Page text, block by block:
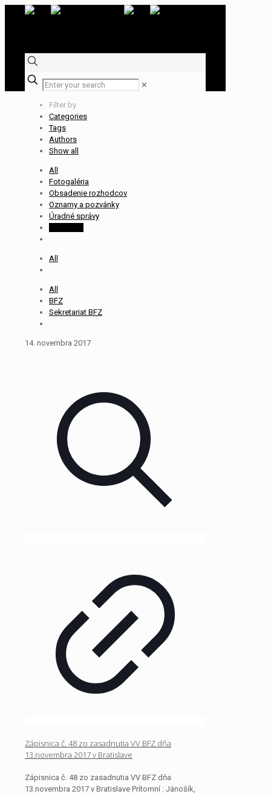
✕
Filter by
Categories
Tags
Authors
Show all
All
Fotogaléria
Obsadenie rozhodcov
Oznamy a pozvánky
Úradné správy
All
All
BFZ
Sekretariat BFZ
14. novembra 2017
Zápisnica č. 48 zo zasadnutia VV BFZ dňa
13.novembra 2017 v Bratislave
Zápisnica č. 48 zo zasadnutia VV BFZ dňa
13.novembra 2017 v Bratislave Prítomní : Jánošík,